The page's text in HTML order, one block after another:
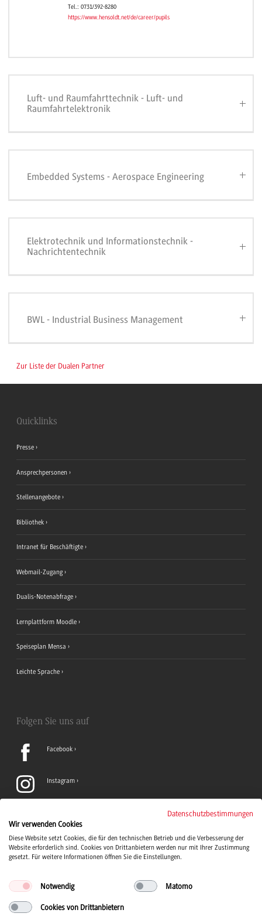
Tel.: 0731/392-8280
https://www.hensoldt.net/de/career/pupils
Luft- und Raumfahrttechnik - Luft- und
Raumfahrtelektronik
Embedded Systems - Aerospace Engineering
Elektrotechnik und Informationstechnik -
Nachrichtentechnik
BWL - Industrial Business Management
Zur Liste der Dualen Partner
Quicklinks
Presse
Ansprechpersonen
Stellenangebote
Bibliothek
Intranet für Beschäftigte
Webmail-Zugang
Dualis-Notenabfrage
Lernplattform Moodle
Speiseplan Mensa
Leichte Sprache
Folgen Sie uns auf
Facebook
Instagram
TikTok
Datenschutzbestimmungen
Wir verwenden Cookies
Diese Website setzt Cookies, die für den technischen Betrieb und die Verbesserung der
Website erforderlich sind. Cookies von Drittanbietern werden nur mit Ihrer Zustimmung
gesetzt. Für weitere Informationen öffnen Sie die Einstellungen.
Notwendig Matomo
Cookies von Drittanbietern